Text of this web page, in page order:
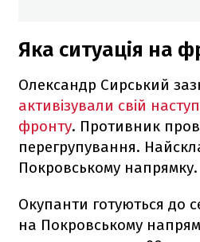
Яка ситуація на
Олександр Сирський
активізували свій наступ
фронту. Противник
перегрупування.
Покровському напрямку.
Окупанти готуються до
на Покровському